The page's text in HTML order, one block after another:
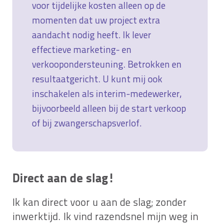
voor tijdelijke kosten alleen op de
momenten dat uw project extra
aandacht nodig heeft. Ik lever
effectieve marketing- en
verkoopondersteuning. Betrokken en
resultaatgericht. U kunt mij ook
inschakelen als interim-medewerker,
bijvoorbeeld alleen bij de start verkoop
of bij zwangerschapsverlof.
Direct aan de slag!
Ik kan direct voor u aan de slag; zonder
inwerktijd. Ik vind razendsnel mijn weg in